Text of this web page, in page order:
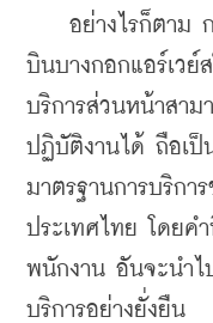
อย่างไรก็ตาม กา
บินบางกอกแอร์เว
บริการส่วนหน้าสาม
ปฏิบัติงานได้ ถือเป็
มาตรฐานการบริกา
ประเทศไทย โดยค
พนักงาน อันจะนำ
บริการอย่างยั่งยืน